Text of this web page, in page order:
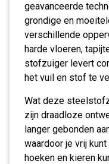
geavanceerde
grondige en
verschillende
harde vloeren,
stofzuiger levert
het vuil en stof te
Wat deze
zijn draadloze
langer gebonden
waardoor je vrij
hoeken en kieren